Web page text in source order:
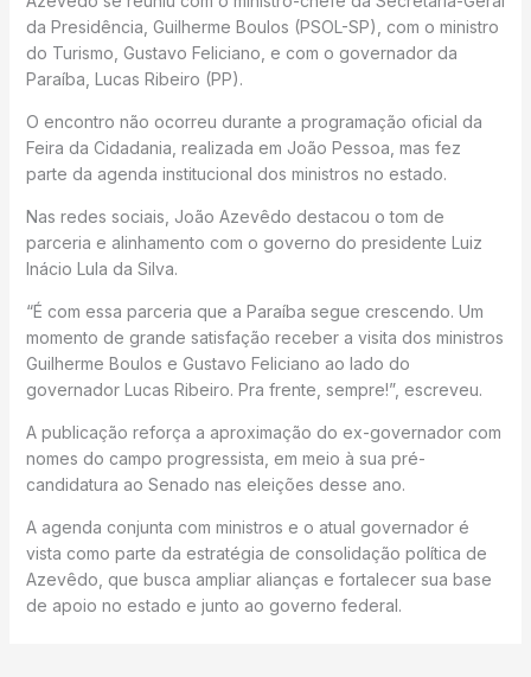
da Presidência, Guilherme Boulos (PSOL-SP), com o ministro
do Turismo, Gustavo Feliciano, e com o governador da
Paraíba, Lucas Ribeiro (PP).
O encontro não ocorreu durante a programação oficial da
Feira da Cidadania, realizada em João Pessoa, mas fez
parte da agenda institucional dos ministros no estado.
Nas redes sociais, João Azevêdo destacou o tom de
parceria e alinhamento com o governo do presidente Luiz
Inácio Lula da Silva.
“É com essa parceria que a Paraíba segue crescendo. Um
momento de grande satisfação receber a visita dos ministros
Guilherme Boulos e Gustavo Feliciano ao lado do
governador Lucas Ribeiro. Pra frente, sempre!”, escreveu.
A publicação reforça a aproximação do ex-governador com
nomes do campo progressista, em meio à sua pré-
candidatura ao Senado nas eleições desse ano.
A agenda conjunta com ministros e o atual governador é
vista como parte da estratégia de consolidação política de
Azevêdo, que busca ampliar alianças e fortalecer sua base
de apoio no estado e junto ao governo federal.